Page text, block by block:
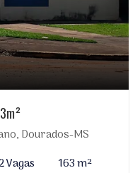
Dourados-MS
Vagas
163 m²